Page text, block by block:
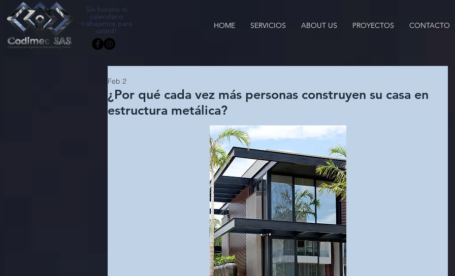
Sin horario ni
calendario
trabajamos para
usted!
HOME SERVICIOS ABOUT US PROYECTOS CONTACTO
¿Por qué cada vez más personas construyen su casa en
estructura metálica?
Feb 2